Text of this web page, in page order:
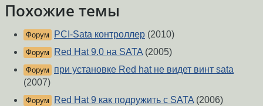
Похожие темы
Форум PCI-Sata контроллер (2010)
Форум Red Hat 9.0 на SATA (2005)
Форум
при установке Red hat не видет винт sata
(2007)
Форум Red Hat 9 как подружить с SATA (2006)